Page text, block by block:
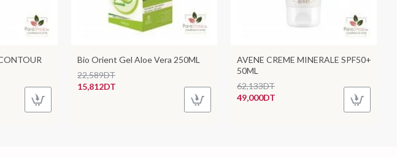
Bio Orient Gel Aloe Vera 250ML
15,812DT
22,589DT
AVENE CREME MINERALE SPF50+
50ML
49,000DT
62,133DT